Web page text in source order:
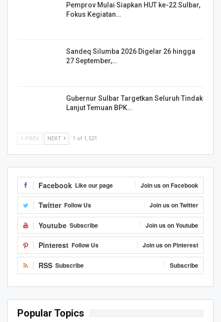
Pemprov Mulai Siapkan HUT ke-22 Sulbar,
Fokus Kegiatan…
Sandeq Silumba 2026 Digelar 26 hingga
27 September,…
Gubernur Sulbar Targetkan Seluruh Tindak
Lanjut Temuan BPK…
PREV NEXT 1 of 1,521
Facebook Like our page Join us on Facebook
Twitter Follow Us Join us on Twitter
Youtube Subscribe Join us on Youtube
Pinterest Follow Us Join us on Pinterest
RSS Subscribe Subscribe
Popular Topics